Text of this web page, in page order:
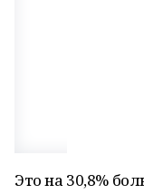
Это на 30,8%